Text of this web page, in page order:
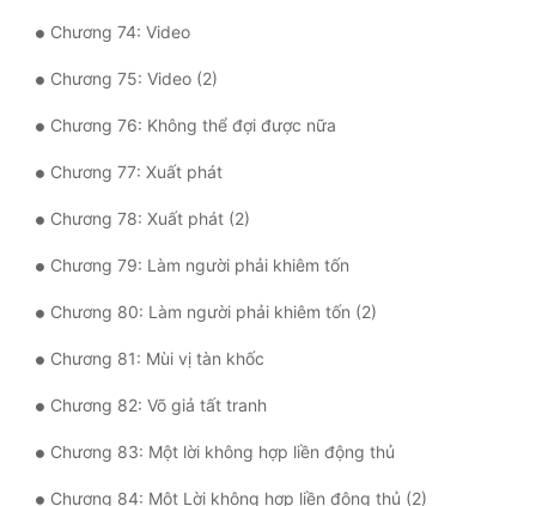
Chương 74: Video
Chương 75: Video (2)
Chương 76: Không thể đợi được nữa
Chương 77: Xuất phát
Chương 78: Xuất phát (2)
Chương 79: Làm người phải khiêm tốn
Chương 80: Làm người phải khiêm tốn (2)
Chương 81: Mùi vị tàn khốc
Chương 82: Võ giả tất tranh
Chương 83: Một lời không hợp liền động thủ
Chương 84: Một Lời không hợp liền động thủ (2)